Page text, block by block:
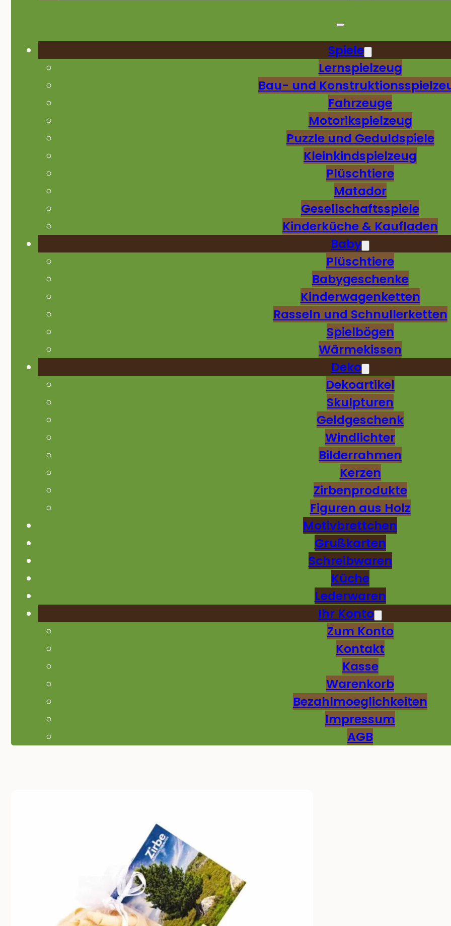
Spiele
Lernspielzeug
Bau- und
Fahrzeuge
Motorikspielzeug
Puzzle und Geduldspiele
Kleinkindspielzeug
Plüschtiere
Matador
Gesellschaftsspiele
Kinderküche & Kaufladen
Baby
Plüschtiere
Babygeschenke
Kinderwagenketten
Rasseln und Schnullerketten
Spielbögen
Wärmekissen
Deko
Dekoartikel
Skulpturen
Geldgeschenk
Windlichter
Bilderrahmen
Kerzen
Zirbenprodukte
Figuren aus Holz
Motivbrettchen
Grußkarten
Schreibwaren
Küche
Lederwaren
Ihr Konto
Zum Konto
Kontakt
Kasse
Warenkorb
Bezahlmoeglichkeiten
Impressum
AGB